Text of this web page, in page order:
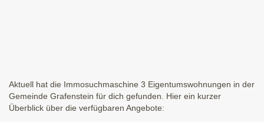
Aktuell hat die Immosuchmaschine 3 Eigentumswohnungen in der
Gemeinde Grafenstein für dich gefunden. Hier ein kurzer
Überblick über die verfügbaren Angebote: